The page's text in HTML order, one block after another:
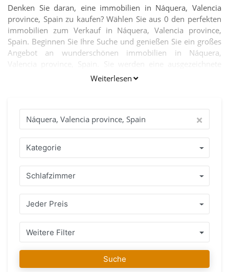
Denken Sie daran, eine immobilien in Náquera, Valencia
province, Spain zu kaufen? Wählen Sie aus 0 den perfekten
immobilien zum Verkauf in Náquera, Valencia province,
Spain. Beginnen Sie Ihre Suche und genießen Sie ein großes
Angebot an wunderschönen immobilien in Náquera,
Valencia province, Spain. Sie werden eine ausgezeichnete
Auswahl an Villen, Häusern und Apartments vorfinden,
Traum immobilien im Ausland zu finden. Nehmen Sie sich
die Zeit und Sie können unsere Agenten jederzeit
kontaktieren, wenn Sie Fragen haben. Unsere Leidenschaft
ist, Ihr Traumhaus für Sie zu finden! Warum mit IMMO
ABROAD kaufen? Profitieren Sie von über 15 Jahren
Erfahrung mit einem Team von Agenten, die Ihre Sprache
sprechen und die Regeln und Richtlinien des Landes kennen,
wo Sie Ihre immobilien kaufen möchten. Eine Reihe von
gepflegten immobilien, gelegen in Náquera, Valencia
province, Spain oder in der unmittelbaren Umgebung mit
einem ehrlichen professionellen Ratschlag garantieren
Ihnen, dass Sie die richtige Entscheidung treffen. Sobald Sie
Ihre favorisierte immobilien gefunden haben, können Sie
sich bei Ihrem Kauf auf uns verlassen und zwar nicht nur
während des Kaufprozesses, sondern auch noch lange
Weiterlesen
Kategorie
Schlafzimmer
Jeder Preis
Weitere Filter
Suche